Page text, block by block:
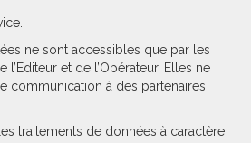
ne sont accessibles que par les
l’Editeur et de l’Opérateur. Elles ne
communication à des partenaires
traitements de données à caractère